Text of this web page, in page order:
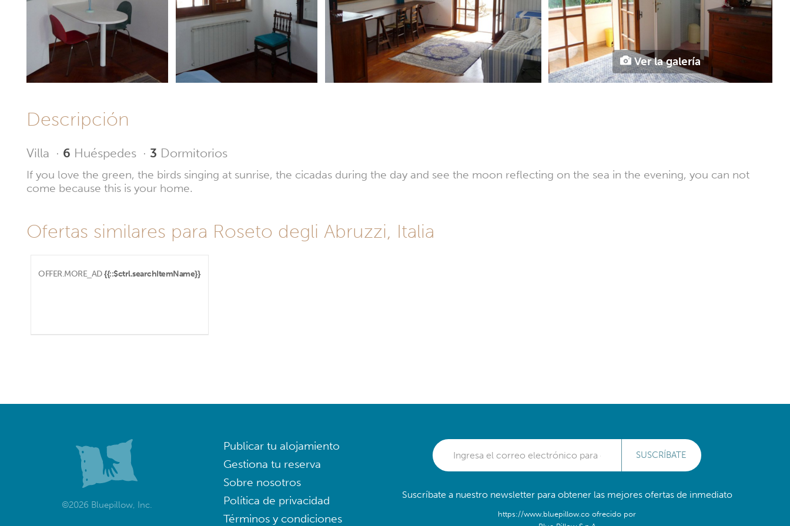
Ver la galería
Descripción
Villa · 6 Huéspedes · 3 Dormitorios
If you love the green, the birds singing at sunrise, the cicadas during the day and see the moon reflecting on the sea in the evening, you can not
come because this is your home.
Ofertas similares para Roseto degli Abruzzi, Italia
OFFER.MORE_AD {{::$ctrl.searchItemName}}
©2026 Bluepillow, Inc.
Publicar tu alojamiento
Gestiona tu reserva
Sobre nosotros
Política de privacidad
Términos y condiciones
SUSCRÍBATE
Suscríbate a nuestro newsletter para obtener las mejores ofertas de inmediato
https://www.bluepillow.co ofrecido por